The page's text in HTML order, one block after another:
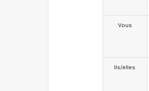
Vous
Ils/elles